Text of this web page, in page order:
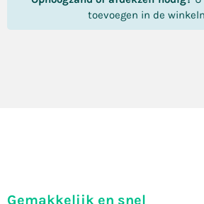
toevoegen in de
Gemakkelijk en snel